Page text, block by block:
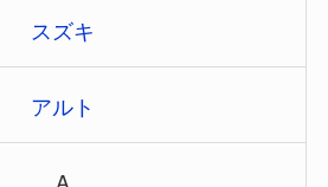
スズキ
アルト